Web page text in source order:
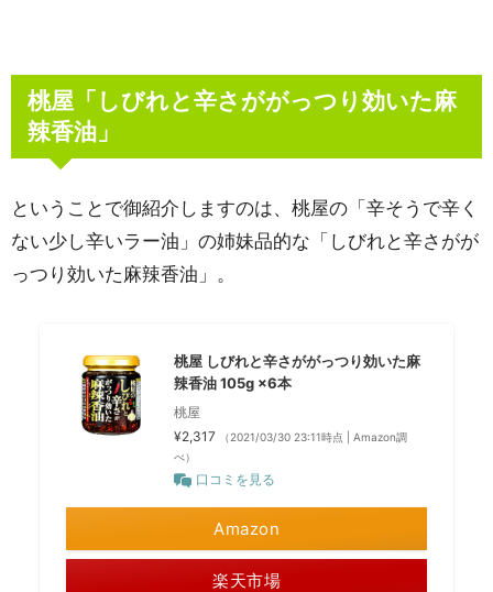
桃屋「しびれと辛さががっつり効いた麻
辣香油」
ということで御紹介しますのは、桃屋の「辛そうで辛く
ない少し辛いラー油」の姉妹品的な「しびれと辛さがが
っつり効いた麻辣香油」。
桃屋 しびれと辛さががっつり効いた麻
辣香油 105g ×6本
桃屋
¥2,317
（2021/03/30 23:11時点 | Amazon調
べ）
口コミを見る
Amazon
楽天市場